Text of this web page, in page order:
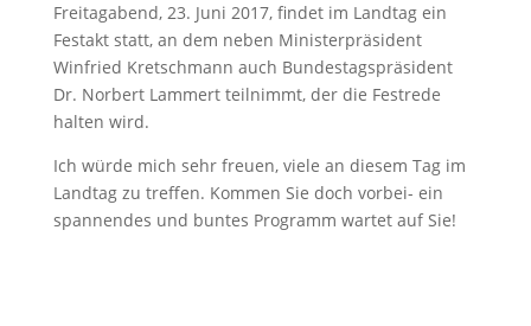
Freitagabend, 23. Juni 2017, findet im Landtag ein
Festakt statt, an dem neben Ministerpräsident
Winfried Kretschmann auch Bundestagspräsident
Dr. Norbert Lammert teilnimmt, der die Festrede
halten wird.
Ich würde mich sehr freuen, viele an diesem Tag im
Landtag zu treffen. Kommen Sie doch vorbei- ein
spannendes und buntes Programm wartet auf Sie!